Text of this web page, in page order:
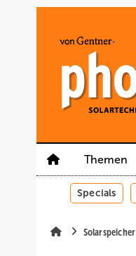
Themen
Specials
Solarspeicher